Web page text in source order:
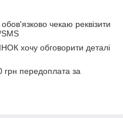
чекаю реквізити
хочу обговорити деталі
грн передоплата за